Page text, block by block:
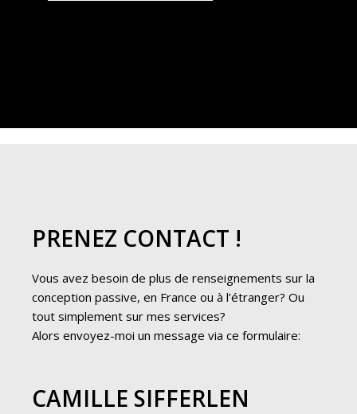
PRENEZ CONTACT !
Vous avez besoin de plus de renseignements sur la
conception passive, en France ou à l’étranger? Ou
tout simplement sur mes services?
Alors envoyez-moi un message via ce formulaire:
CAMILLE SIFFERLEN